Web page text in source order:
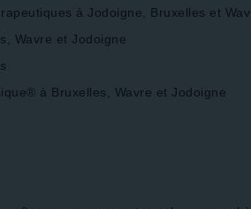
à Jodoigne, Bruxelles et
Wavre et Jodoigne
à Bruxelles, Wavre et Jodoigne